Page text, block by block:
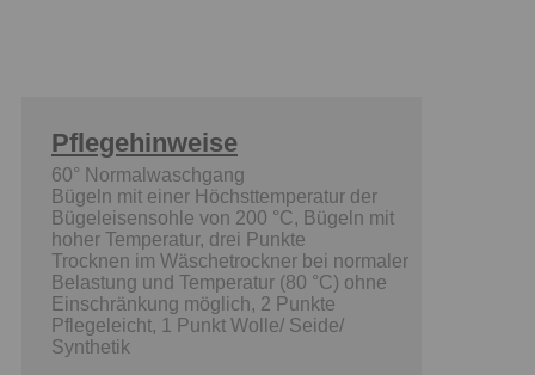
Pflegehinweise
60° Normalwaschgang
Bügeln mit einer Höchsttemperatur der
Bügeleisensohle von 200 °C, Bügeln mit
hoher Temperatur, drei Punkte
Trocknen im Wäschetrockner bei normaler
Belastung und Temperatur (80 °C) ohne
Einschränkung möglich, 2 Punkte
Pflegeleicht, 1 Punkt Wolle/ Seide/
Synthetik